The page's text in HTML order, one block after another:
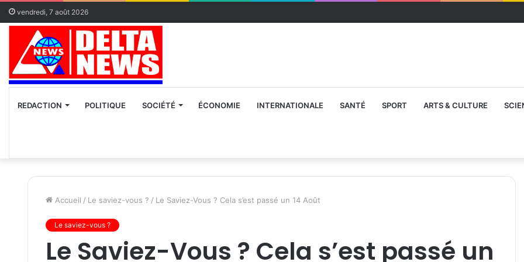
vendredi, 7 août 2026
REDACTION POLITIQUE SOCIÉTÉ ÉCONOMIE INTERNATIONALE SANTÉ SPORT ARTS & CULTURE
Accueil / Le saviez-vous ? / Le Saviez-Vous ? Cela s’est passé un 14 Août
Le saviez-vous ?
Le Saviez-Vous ? Cela s’est passé un